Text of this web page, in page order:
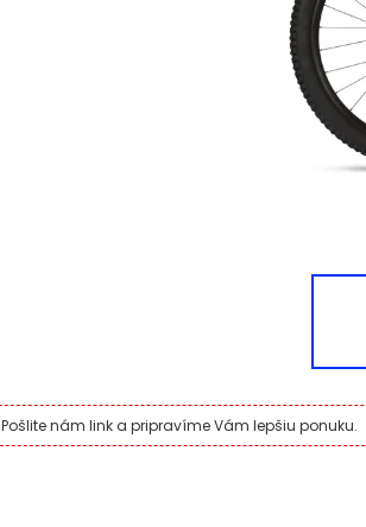
Pošlite nám link a pripravíme Vám lepšiu ponuku.